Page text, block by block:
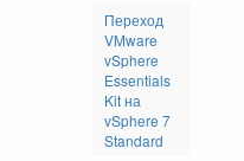
Переход
VMware
vSphere
Essentials
Kit на
vSphere 7
Standard